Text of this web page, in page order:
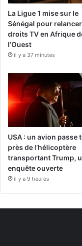
La Ligue 1 mise sur le
Sénégal pour
droits TV en Afrique
l’Ouest
il y a 37 minutes
USA : un avion passe
près de l’hélicoptère
transportant Trump,
enquête ouverte
il y a 9 heures